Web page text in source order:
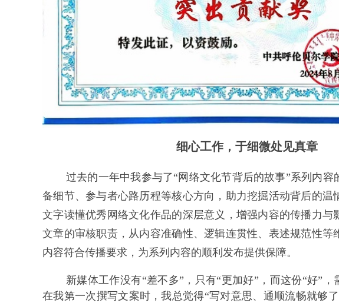
细心工作，于细微处见真章
过去的一年中我参与了“网络文化节背后的故事”系列内
备细节、参与者心路历程等核心方向，助力挖掘活动背后的温
文字读懂优秀网络文化作品的深层意义，增强内容的传播力与
文章的审核职责，从内容准确性、逻辑连贯性、表述规范性等
内容符合传播要求，为系列内容的顺利发布提供保障。
新媒体工作没有“差不多”，只有“更加好”，而这份“好”，
在我第一次撰写文案时，我总觉得“写对意思、通顺流畅就够